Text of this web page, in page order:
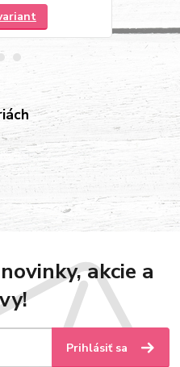
akcie a
Prihlásiť sa